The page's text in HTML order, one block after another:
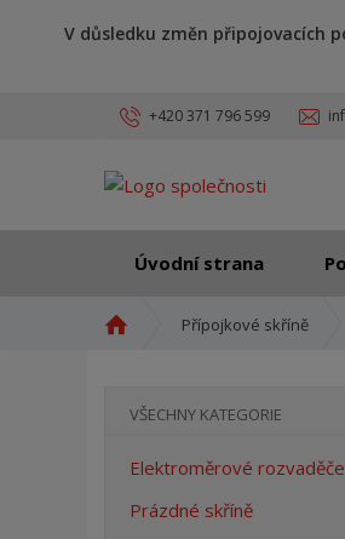
V důsledku změn připojovacích
+420 371 796 599
Úvodní strana
s
t
Přípojkové skříně
VŠECHNY KATEGORIE
Elektroměrové rozvaděče
Prázdné skříně